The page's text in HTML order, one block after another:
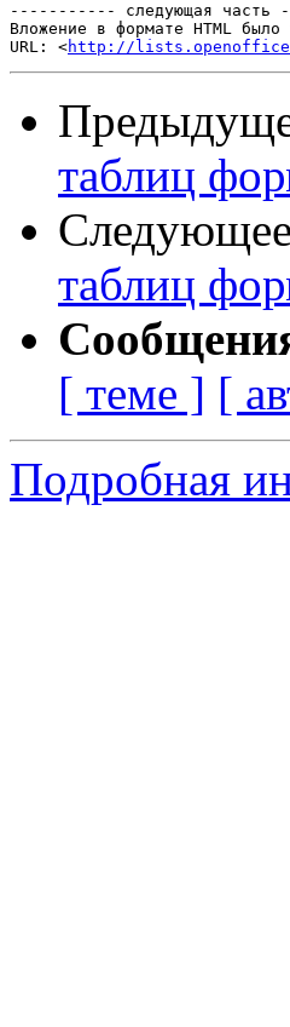
----------- следующая
Вложение в формате HTML
URL: <http://
таблиц
таблиц
[ теме ] [
Подробная